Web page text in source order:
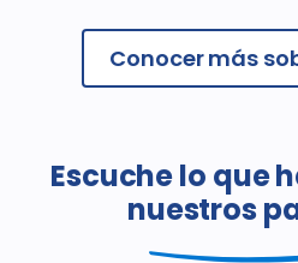
Conocer más
Escuche lo que
nuestros